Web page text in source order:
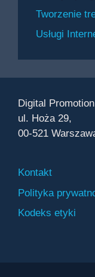
Tworzenie
Usługi
Digital Promotion
ul. Hoża 29,
00-521
Kontakt
Polityka
Kodeks etyki